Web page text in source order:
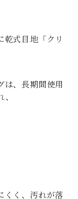
式目地「クリ
は、長期間使用
くく、汚れが落